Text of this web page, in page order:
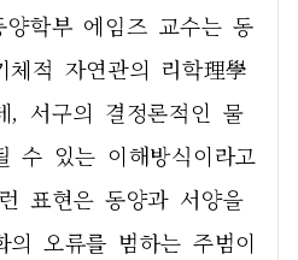
학부 에임즈 교수는 동
체적 자연관의 리학理學
, 서구의 결정론적인 물
수 있는 이해방식이라고
표현은 동양과 서양을
의 오류를 범하는 주범이